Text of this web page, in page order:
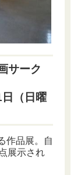
サーク
（日曜
作品展。自
展示され